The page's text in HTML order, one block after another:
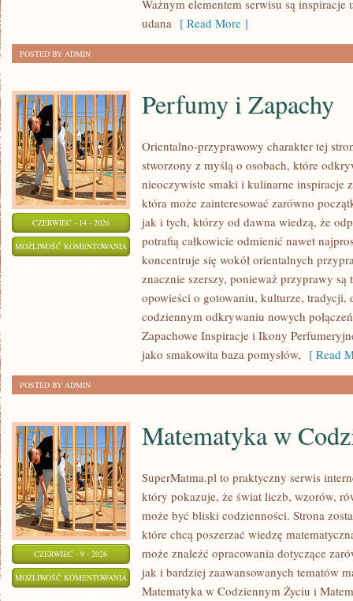
Ważnym elementem serwisu są
udana [ Read More ]
POSTED BY ADMIN
CZERWIEC - 14 - 2026
MOŻLIWOŚĆ KOMENTOWANIA PERFUMY
ZAPACHY
Perfumy i Zapachy
Orientalno-przyprawowy charakter tej
stworzony z myślą o osobach, które
nieoczywiste smaki i kulinarne inspiracje
która może zainteresować zarówno
jak i tych, którzy od dawna wiedzą, że
potrafią całkowicie odmienić nawet
koncentruje się wokół orientalnych
znacznie szerszy, ponieważ przyprawy
opowieści o gotowaniu, kulturze, tradycji,
codziennym odkrywaniu nowych
Zapachowe Inspiracje i Ikony
jako smakowita baza pomysłów, [ Read
POSTED BY ADMIN
CZERWIEC - 9 - 2026
MOŻLIWOŚĆ KOMENTOWANIA MATEMATYKA
Matematyka w
SuperMatma.pl to praktyczny serwis
który pokazuje, że świat liczb, wzorów,
może być bliski codzienności. Strona
które chcą poszerzać wiedzę
może znaleźć opracowania dotyczące
jak i bardziej zaawansowanych tematów
Matematyka w Codziennym Życiu i